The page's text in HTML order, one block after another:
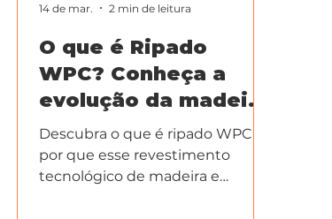
O que é Ripado
WPC? Conheça a
evolução da madeira
na decoração
Descubra o que é ripado WPC e
por que esse revestimento
tecnológico de madeira e
14 de mar. 2 min de leitura